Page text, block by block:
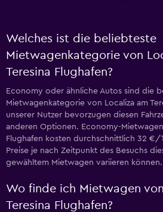
Welches ist die beliebteste
Mietwagenkategorie von
Teresina Flughafen?
Economy oder ähnliche Autos sind die
Mietwagenkategorie von Localiza am
unserer Nutzer bevorzugen diesen
anderen Optionen. Economy-
Flughafen kosten durchschnittlich 32 €/
Preise je nach Zeitpunkt des Besuchs
gewähltem Mietwagen variieren können.
Wo finde ich Mietwagen
Teresina Flughafen?